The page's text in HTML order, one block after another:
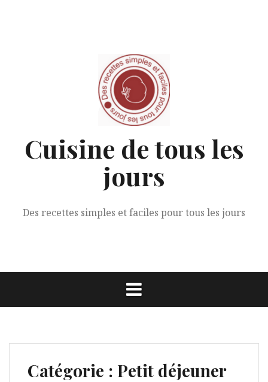
Cuisine de tous les
jours
Des recettes simples et faciles pour tous les jours
Catégorie : Petit déjeuner